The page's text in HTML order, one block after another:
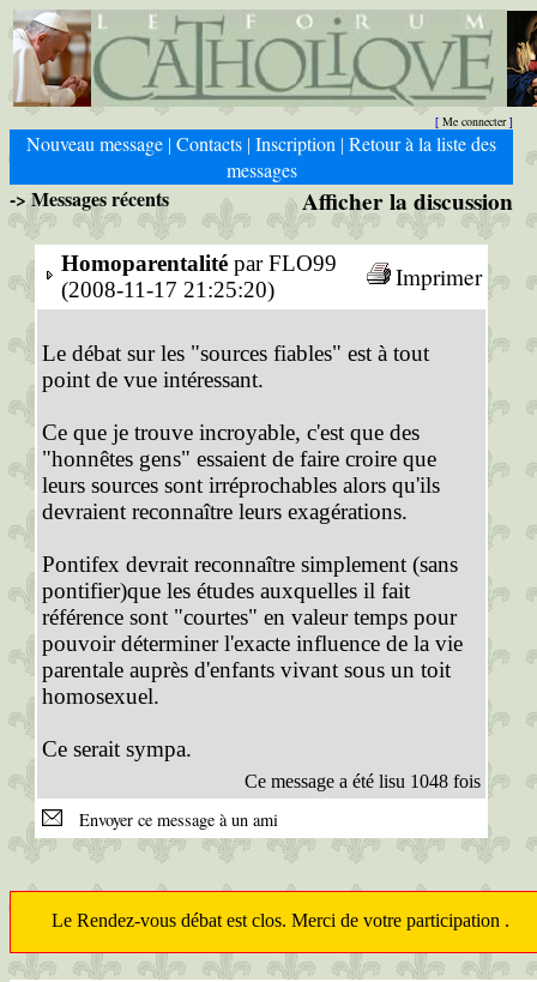
[ Me connecter]
Nouveau message | Contacts | Inscription | Retour à la liste des
messages
-> Messages récents Afficher la discussion
Homoparentalité par FLO99
(2008-11-17 21:25:20)
Imprimer
Le débat sur les "sources fiables" est à tout
point de vue intéressant.
Ce que je trouve incroyable, c'est que des
"honnêtes gens" essaient de faire croire que
leurs sources sont irréprochables alors qu'ils
devraient reconnaître leurs exagérations.
Pontifex devrait reconnaître simplement (sans
pontifier)que les études auxquelles il fait
référence sont "courtes" en valeur temps pour
pouvoir déterminer l'exacte influence de la vie
parentale auprès d'enfants vivant sous un toit
homosexuel.
Ce serait sympa.
Ce message a été lisu 1048 fois
Envoyer ce message à un ami
Le Rendez-vous débat est clos. Merci de votre participation .